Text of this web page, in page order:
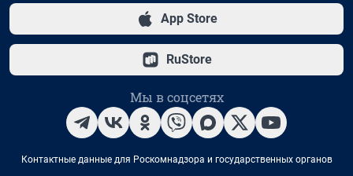
App Store
RuStore
Мы в соцсетях
Контактные данные для Роскомнадзора и государственных органов